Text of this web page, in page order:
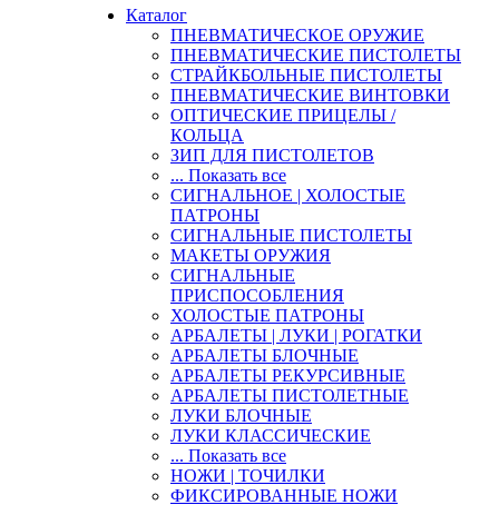
Каталог
ПНЕВМАТИЧЕСКОЕ ОРУЖИЕ
ПНЕВМАТИЧЕСКИЕ ПИСТОЛЕТЫ
СТРАЙКБОЛЬНЫЕ ПИСТОЛЕТЫ
ПНЕВМАТИЧЕСКИЕ ВИНТОВКИ
ОПТИЧЕСКИЕ ПРИЦЕЛЫ /
КОЛЬЦА
ЗИП ДЛЯ ПИСТОЛЕТОВ
... Показать все
СИГНАЛЬНОЕ | ХОЛОСТЫЕ
ПАТРОНЫ
СИГНАЛЬНЫЕ ПИСТОЛЕТЫ
МАКЕТЫ ОРУЖИЯ
СИГНАЛЬНЫЕ
ПРИСПОСОБЛЕНИЯ
ХОЛОСТЫЕ ПАТРОНЫ
АРБАЛЕТЫ | ЛУКИ | РОГАТКИ
АРБАЛЕТЫ БЛОЧНЫЕ
АРБАЛЕТЫ РЕКУРСИВНЫЕ
АРБАЛЕТЫ ПИСТОЛЕТНЫЕ
ЛУКИ БЛОЧНЫЕ
ЛУКИ КЛАССИЧЕСКИЕ
... Показать все
НОЖИ | ТОЧИЛКИ
ФИКСИРОВАННЫЕ НОЖИ